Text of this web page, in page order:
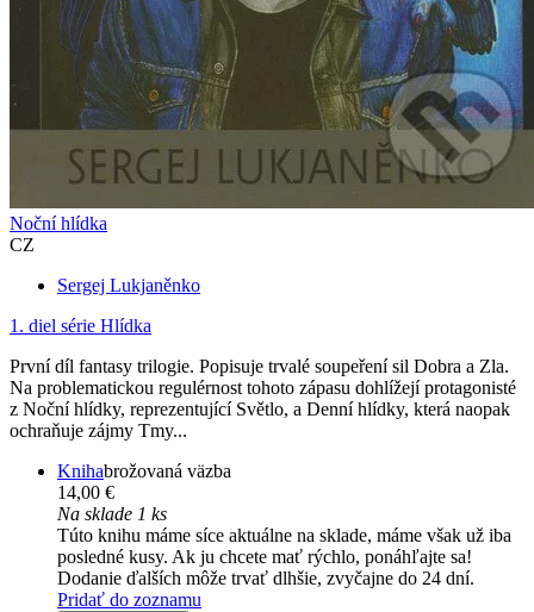
Noční hlídka
CZ
Sergej Lukjaněnko
1. diel série Hlídka
První díl fantasy trilogie. Popisuje trvalé soupeření sil Dobra a Zla.
Na problematickou regulérnost tohoto zápasu dohlížejí protagonisté
z Noční hlídky, reprezentující Světlo, a Denní hlídky, která naopak
ochraňuje zájmy Tmy...
Knihabrožovaná väzba
14,00 €
Na sklade 1 ks
Túto knihu máme síce aktuálne na sklade, máme však už iba
posledné kusy. Ak ju chcete mať rýchlo, ponáhľajte sa!
Dodanie ďalších môže trvať dlhšie, zvyčajne do 24 dní.
Pridať do zoznamu